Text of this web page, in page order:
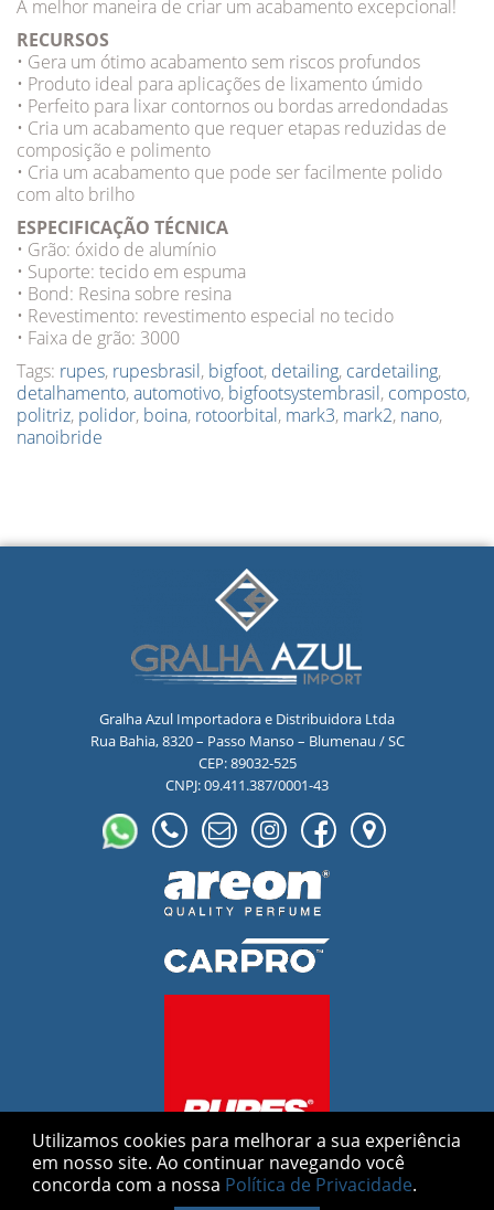
A melhor maneira de criar um acabamento excepcional!
RECURSOS
• Gera um ótimo acabamento sem riscos profundos
• Produto ideal para aplicações de lixamento úmido
• Perfeito para lixar contornos ou bordas arredondadas
• Cria um acabamento que requer etapas reduzidas de
composição e polimento
• Cria um acabamento que pode ser facilmente polido
com alto brilho
ESPECIFICAÇÃO TÉCNICA
• Grão: óxido de alumínio
• Suporte: tecido em espuma
• Bond: Resina sobre resina
• Revestimento: revestimento especial no tecido
• Faixa de grão: 3000
Tags: rupes, rupesbrasil, bigfoot, detailing, cardetailing,
detalhamento,automotivo, bigfootsystembrasil, composto,
politriz, polidor, boina, rotoorbital, mark3, mark2, nano,
nanoibride
Gralha Azul Importadora e Distribuidora Ltda
Rua Bahia, 8320 – Passo Manso – Blumenau / SC
CEP: 89032-525
CNPJ: 09.411.387/0001-43
Utilizamos cookies para melhorar a sua experiência
em nosso site. Ao continuar navegando você
concorda com a nossa Política de Privacidade.